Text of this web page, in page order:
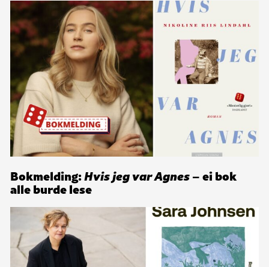
Bokmelding:Hvis jeg var Agnes– ei bok
alle burde lese